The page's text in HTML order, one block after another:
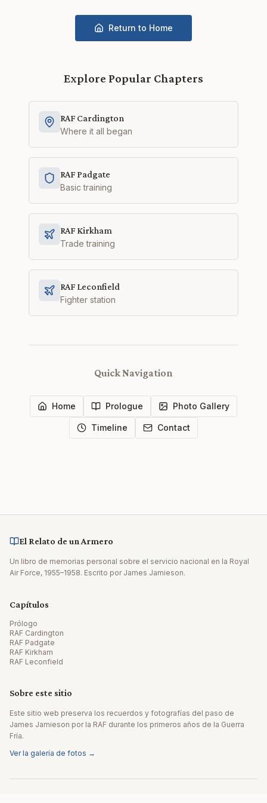
Return to Home
Explore Popular Chapters
RAF Cardington
Where it all began
RAF Padgate
Basic training
RAF Kirkham
Trade training
RAF Leconfield
Fighter station
Quick Navigation
Home Prologue Photo Gallery
Timeline Contact
El Relato de un Armero
Un libro de memorias personal sobre el servicio nacional en la Royal
Air Force, 1955–1958. Escrito por James Jamieson.
Capítulos
Prólogo
RAF Cardington
RAF Padgate
RAF Kirkham
RAF Leconfield
Sobre este sitio
Este sitio web preserva los recuerdos y fotografías del paso de
James Jamieson por la RAF durante los primeros años de la Guerra
Fría.
Ver la galería de fotos →